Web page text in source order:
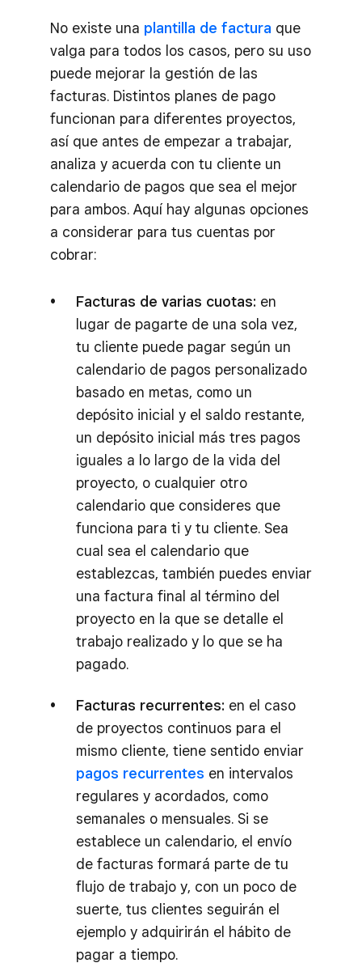
No existe una plantilla de factura que
valga para todos los casos, pero su uso
puede mejorar la gestión de las
facturas. Distintos planes de pago
funcionan para diferentes proyectos,
así que antes de empezar a trabajar,
analiza y acuerda con tu cliente un
calendario de pagos que sea el mejor
para ambos. Aquí hay algunas opciones
a considerar para tus cuentas por
cobrar:
Facturas de varias cuotas: en
lugar de pagarte de una sola vez,
tu cliente puede pagar según un
calendario de pagos personalizado
basado en metas, como un
depósito inicial y el saldo restante,
un depósito inicial más tres pagos
iguales a lo largo de la vida del
proyecto, o cualquier otro
calendario que consideres que
funciona para ti y tu cliente. Sea
cual sea el calendario que
establezcas, también puedes enviar
una factura final al término del
proyecto en la que se detalle el
trabajo realizado y lo que se ha
pagado.
Facturas recurrentes: en el caso
de proyectos continuos para el
mismo cliente, tiene sentido enviar
pagos recurrentes en intervalos
regulares y acordados, como
semanales o mensuales. Si se
establece un calendario, el envío
de facturas formará parte de tu
flujo de trabajo y, con un poco de
suerte, tus clientes seguirán el
ejemplo y adquirirán el hábito de
pagar a tiempo.